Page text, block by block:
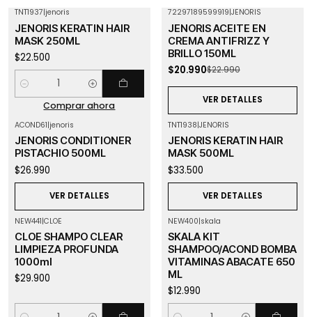
TNT1937|jenoris
JENORIS KERATIN HAIR
MASK 250ML
$22.500
Cantidad
Comprar ahora
Agotado
72297189599919|JENORIS
JENORIS ACEITE EN
CREMA ANTIFRIZZ Y
BRILLO 150ML
$20.990$22.990
VER DETALLES
ACOND61|jenoris
JENORIS CONDITIONER
PISTACHIO 500ML
$26.990
VER DETALLES
TNT1938|JENORIS
JENORIS KERATIN HAIR
MASK 500ML
$33.500
VER DETALLES
NEW441|CLOE
CLOE SHAMPO CLEAR
LIMPIEZA PROFUNDA
1000ml
$29.900
NEW400|skala
SKALA KIT
SHAMPOO/ACOND BOMBA
VITAMINAS ABACATE 650
ML
$12.990